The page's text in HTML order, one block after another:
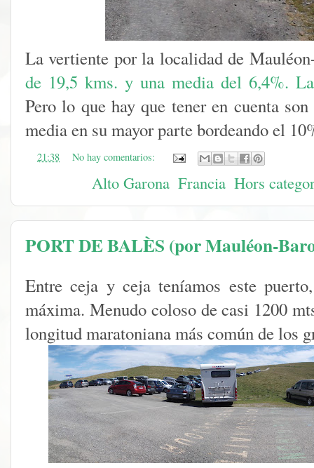
La vertiente por la localidad de
de 19,5 kms. y una media del 6,4%.
Pero lo que hay que tener en cuenta
media en su mayor parte bordeando el
21:38 No hay comentarios:
Alto Garona Francia Hors
PORT DE BALÈS (por Mauléon-
Entre ceja y ceja teníamos este
máxima. Menudo coloso de casi 1200
longitud maratoniana más común de los